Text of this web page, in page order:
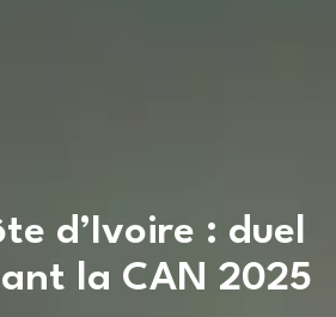
d’Ivoire : duel
la CAN 2025